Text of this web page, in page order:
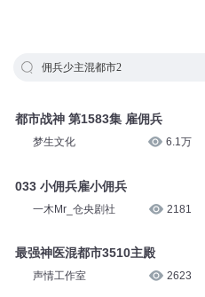
佣兵少主混都市2
都市战神 第1583集 雇佣兵
梦生文化 6.1万
033 小佣兵雇小佣兵
一木Mr_仓央剧社 2181
最强神医混都市3510主殿
声情工作室 2623